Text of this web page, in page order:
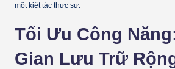
một kiệt tác thực sự.
Tối Ưu Công
Gian Lưu Trữ